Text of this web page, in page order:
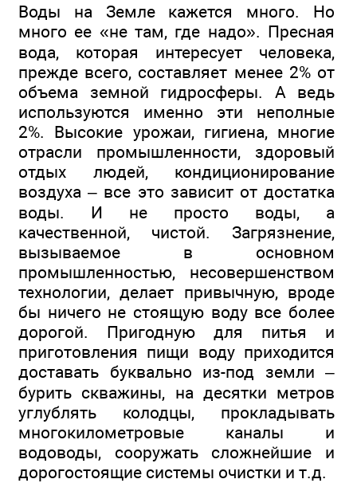
Воды на Земле кажется много. Но
много ее «не там, где надо». Пресная
вода, которая интересует человека,
прежде всего, составляет менее 2% от
объема земной гидросферы. А ведь
используются именно эти неполные
2%. Высокие урожаи, гигиена, многие
отрасли промышленности, здоровый
отдых людей, кондиционирование
воздуха – все это зависит от достатка
воды. И не просто воды, а
качественной, чистой. Загрязнение,
вызываемое в основном
промышленностью, несовершенством
технологии, делает привычную, вроде
бы ничего не стоящую воду все более
дорогой. Пригодную для питья и
приготовления пищи воду приходится
доставать буквально из-под земли –
бурить скважины, на десятки метров
углублять колодцы, прокладывать
многокилометровые каналы и
водоводы, сооружать сложнейшие и
дорогостоящие системы очистки и т.д.